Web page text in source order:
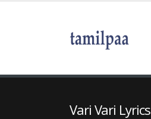
Vari Vari Lyrics